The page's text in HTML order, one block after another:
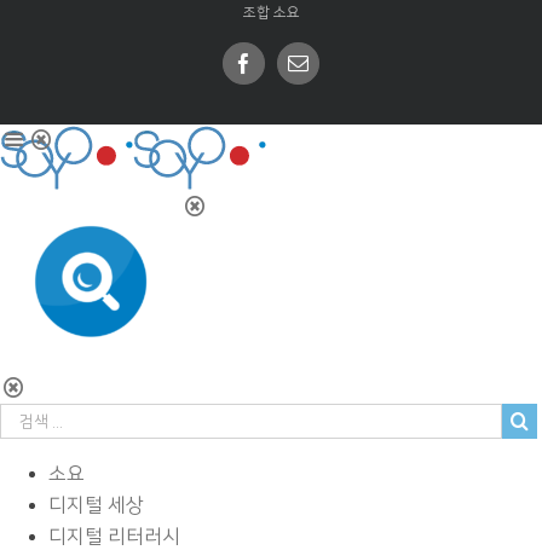
조합 소요
Facebook
Email
소요
디지털 세상
디지털 리터러시